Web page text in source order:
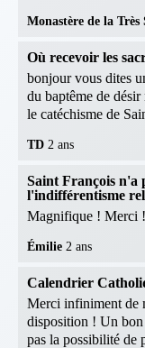
Monastère de la
Où recevoir les
bonjour vous dites
du baptême de
le catéchisme de
TD 2 ans
Saint François n'a
l'indifférentisme
Magnifique ! Merci !
Émilie 2 ans
Calendrier
Merci infiniment de
disposition ! Un bon
pas la possibilité de